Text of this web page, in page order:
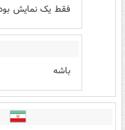
فقط یک نمایش
باشه